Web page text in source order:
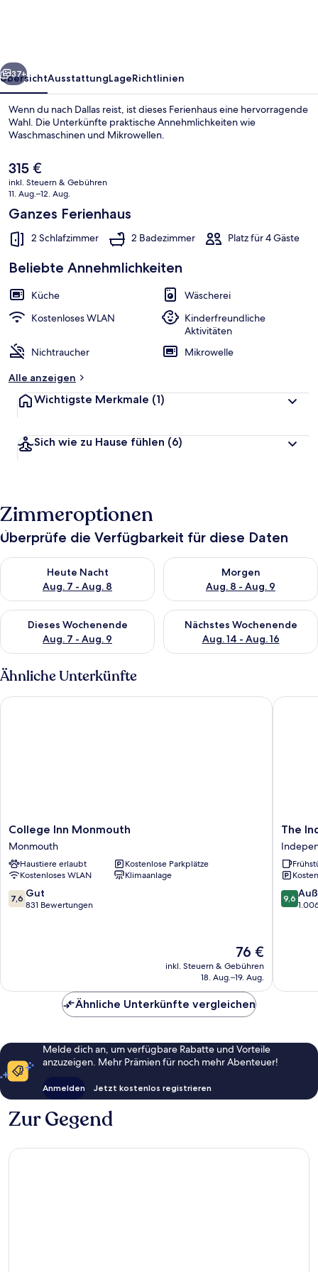
Salt
Creek
Weiter
37+
ÜbersichtAusstattungLageRichtlinien
Wenn du nach Dallas reist, ist dieses Ferienhaus eine hervorragende
Wahl. Die Unterkünfte praktische Annehmlichkeiten wie
Waschmaschinen und Mikrowellen.
Der
aktuelle
Preis
315 €.
315 €
inkl. Steuern & Gebühren
11. Aug.–12. Aug.
Ganzes Ferienhaus
2 Schlafzimmer 2 Badezimmer Platz für 4 Gäste
Beliebte Annehmlichkeiten
Küche
Wäscherei
Kostenloses WLAN
Kinderfreundliche
Aktivitäten
Nichtraucher
Mikrowelle
Alle anzeigen
Wichtigste Merkmale (1)
Sich wie zu Hause fühlen (6)
Zimmeroptionen
Überprüfe die Verfügbarkeit für diese Daten
Heute Nacht
Aug. 7 - Aug. 8
Überprüfe die Verfügbarkeit für heute Nacht, Aug. 7 - Aug. 8.
Morgen
Aug. 8 - Aug. 9
Überprüfe die Verfügbarkeit
Dieses Wochenende
Aug. 7 - Aug. 9
Überprüfe die Verfügbarkeit für dieses Wochenende, Aug. 7
Nächstes Wochenende
Aug. 14 - Aug. 16
Überprüfe die Verfügbarkeit
Ähnliche Unterkünfte
College
Inn
Monmouth
Monmouth
College Inn Monmouth
Monmouth
Haustiere erlaubt
Kostenlose Parkplätze
Kostenloses WLAN
Klimaanlage
7.6
von
7,6 Gut
831 Bewertungen
Der
Preis
beträgt
76 €
inkl. Steuern & Gebühren
18. Aug.–19. Aug.
College Inn Monmouth
The
The
9.6
von
9,6
The
Ähnliche Unterkünfte vergleichen
Melde dich an, um verfügbare Rabatte und Vorteile
anzuzeigen. Mehr Prämien für noch mehr Abenteuer!
Anmelden Jetzt kostenlos registrieren
Zur Gegend